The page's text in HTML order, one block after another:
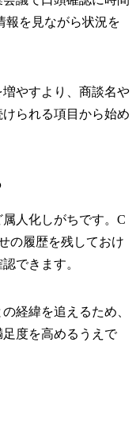
報を見ながら状況を
やすより、商談名や
られる項目から始め
人化しがちです。C
の履歴を残しておけ
できます。
経緯を追えるため、
度を高めるうえで